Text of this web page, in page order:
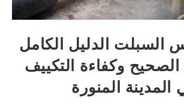
السبلت الدليل الكامل
وكفاءة التكييف
المدينة المنورة